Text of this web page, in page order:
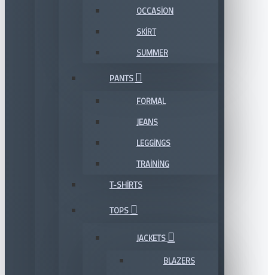
OCCASION
SKIRT
SUMMER
PANTS
FORMAL
JEANS
LEGGINGS
TRAINING
T-SHIRTS
TOPS
JACKETS
BLAZERS